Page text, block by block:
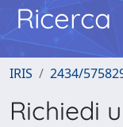
Ricerca
IRIS 2434/
Richiedi